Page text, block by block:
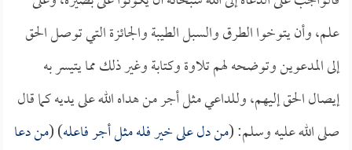
علم، وأن يتوخوا الطرق والسبل الطيبة والجائزة التي توصل الحق
إلى المدعوين وتوضحه لهم تلاوة وكتابة وغير ذلك مما يتيسر به
إيصال الحق إليهم، وللداعي مثل أجر من هداه الله على يديه كما قال
صلى الله عليه وسلم: (من دل على خير فله مثل أجر فاعله) (من دعا